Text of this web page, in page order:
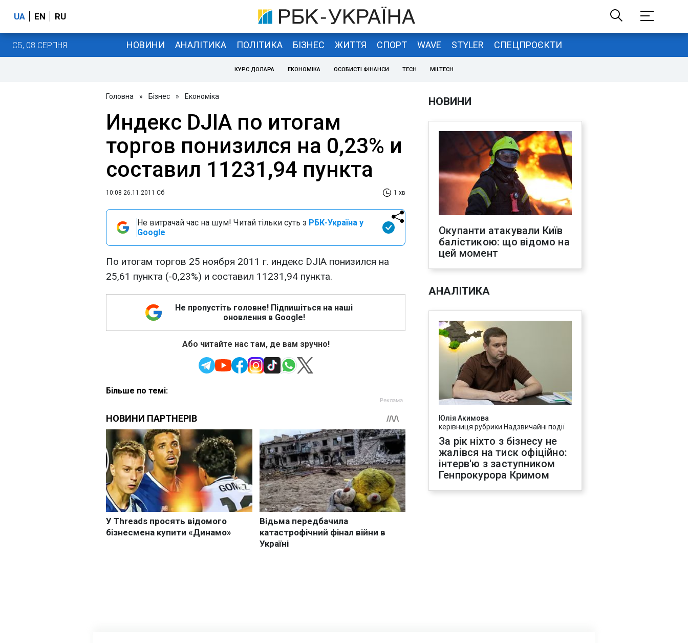
UA EN RU
СБ, 08 СЕРПНЯ НОВИНИ АНАЛІТИКА ПОЛІТИКА БІЗНЕС ЖИТТЯ СПОРТ WAVE STYLER СПЕЦПРОЄКТИ
КУРС ДОЛАРА ЕКОНОМІКА ОСОБИСТІ ФІНАНСИ TECH MILTECH
Головна » Бізнес » Економіка
Индекс DJIA по итогам
торгов понизился на 0,23% и
составил 11231,94 пункта
10:08 26.11.2011 Сб 1 хв
Не витрачай час на шум! Читай тільки суть з РБК-Україна у
Google
По итогам торгов 25 ноября 2011 г. индекс DJIA понизился на
25,61 пункта (-0,23%) и составил 11231,94 пункта.
Не пропустіть головне! Підпишіться на наші
оновлення в Google!
Або читайте нас там, де вам зручно!
Більше по темі:
НОВИНИ
Окупанти атакували Київ
балістикою: що відомо на
цей момент
АНАЛІТИКА
Юлія Акимова
керівниця рубрики Надзвичайні події
За рік ніхто з бізнесу не
жалівся на тиск офіційно:
інтерв'ю з заступником
Генпрокурора Кримом